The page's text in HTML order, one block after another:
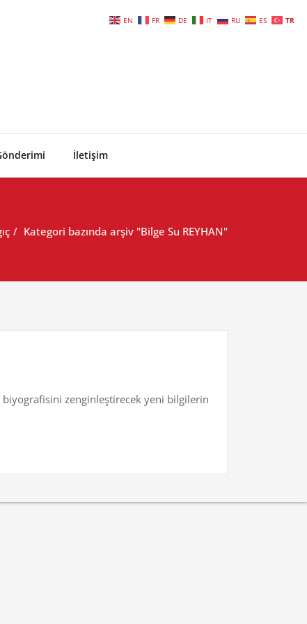
İletişim
Kategori bazında arşiv "Bilge Su REYHAN"
biyografisini zenginleştirecek yeni bilgilerin
EN FR DE IT RU ES TR